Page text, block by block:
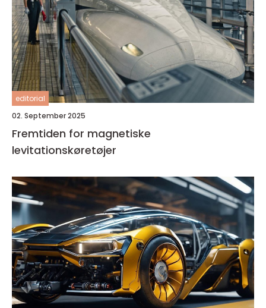
editorial
02. September 2025
Fremtiden for magnetiske
levitationskøretøjer